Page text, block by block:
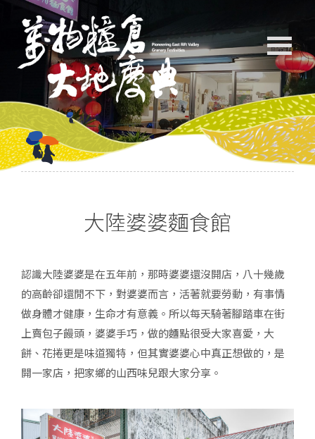
大陸婆婆麵食館
認識大陸婆婆是在五年前，那時婆婆還沒開店，八十幾歲
的高齡卻還閒不下，對婆婆而言，活著就要勞動，有事情
做身體才健康，生命才有意義。所以每天騎著腳踏車在街
上賣包子饅頭，婆婆手巧，做的麵點很受大家喜愛，大
餅、花捲更是味道獨特，但其實婆婆心中真正想做的，是
開一家店，把家鄉的山西味兒跟大家分享。